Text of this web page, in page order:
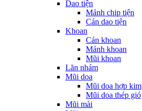
Dao tiện
Mảnh chip tiện
Cán dao tiện
Khoan
Cán khoan
Mảnh khoan
Mũi khoan
Lăn nhám
Mũi doa
Mũi doa hợp kim
Mũi doa thép gió
Mũi mài